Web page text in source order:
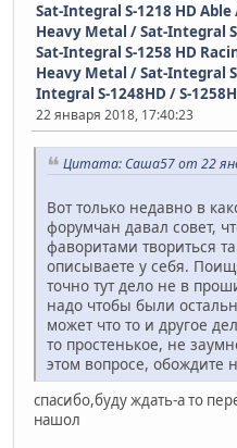
Sat-Integral S-1218 HD
Heavy Metal / Sat-Integral
Sat-Integral S-1258 HD
Heavy Metal / Sat-Integral
Integral S-1248HD / S-
22 января 2018, 17:40:23
Цитата: Саша57 от 22
Вот только недавно в
форумчан давал совет,
фаворитами твориться
описываете у себя.
точно тут дело не в
надо чтобы были
может что то и другое
то простенькое, не
этом вопросе, обождите
спасибо,буду ждать-а то
нашол